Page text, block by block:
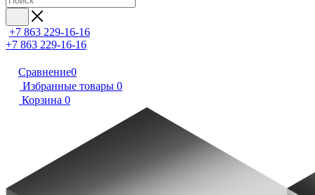
+7 863 229-16-16
+7 863 229-16-16
Сравнение0
Избранные товары 0
Корзина 0